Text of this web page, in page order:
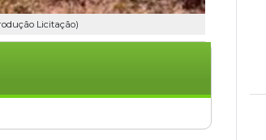
Licitação)
uma grande erosão